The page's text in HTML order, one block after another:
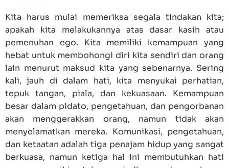
Kita harus mulai memeriksa segala tindakan kita;
apakah kita melakukannya atas dasar kasih atau
pemenuhan ego. Kita memiliki kemampuan yang
hebat untuk membohongi diri kita sendiri dan orang
lain menurut maksud kita yang sebenarnya. Sering
kali, jauh di dalam hati, kita menyukai perhatian,
tepuk tangan, piala, dan kekuasaan. Kemampuan
besar dalam pidato, pengetahuan, dan pengorbanan
akan menggerakkan orang, namun tidak akan
menyelamatkan mereka. Komunikasi, pengetahuan,
dan ketaatan adalah tiga penajam hidup yang sangat
berkuasa, namun ketiga hal ini membutuhkan hati